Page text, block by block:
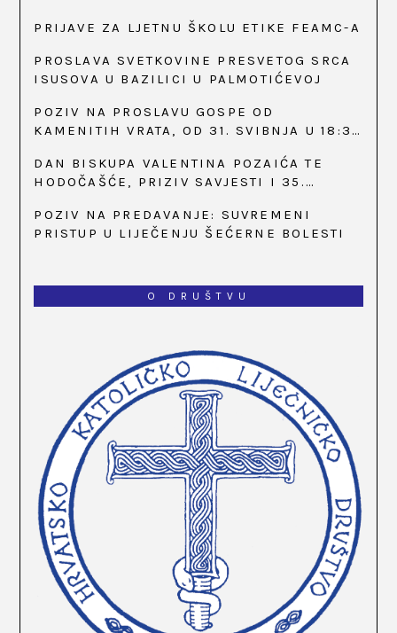
PRIJAVE ZA LJETNU ŠKOLU ETIKE FEAMC-A
PROSLAVA SVETKOVINE PRESVETOG SRCA
ISUSOVA U BAZILICI U PALMOTIĆEVOJ
POZIV NA PROSLAVU GOSPE OD
KAMENITIH VRATA, OD 31. SVIBNJA U 18:30
DAN BISKUPA VALENTINA POZAIĆA TE
HODOČAŠĆE, PRIZIV SAVJESTI I 35.
BISTRICI, OD 15. DO 17. SVIBNJA
POZIV NA PREDAVANJE: SUVREMENI
PRISTUP U LIJEČENJU ŠEĆERNE BOLESTI
O DRUŠTVU